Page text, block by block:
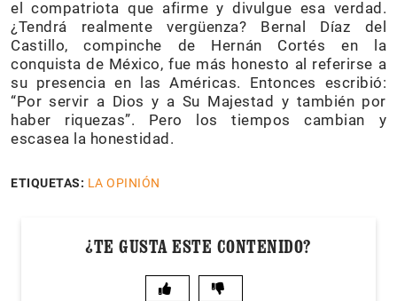
el compatriota que afirme y divulgue esa verdad.
¿Tendrá realmente vergüenza? Bernal Díaz del
Castillo, compinche de Hernán Cortés en la
conquista de México, fue más honesto al referirse a
su presencia en las Américas. Entonces escribió:
“Por servir a Dios y a Su Majestad y también por
haber riquezas”. Pero los tiempos cambian y
escasea la honestidad.
ETIQUETAS: LA OPINIÓN
¿TE GUSTA ESTE CONTENIDO?